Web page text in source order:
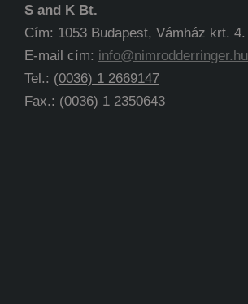
S and K Bt.
Cím: 1053 Budapest, Vámház krt. 4.
E-mail cím: info@nimrodderringer.hu
Tel.: (0036) 1 2669147
Fax.: (0036) 1 2350643